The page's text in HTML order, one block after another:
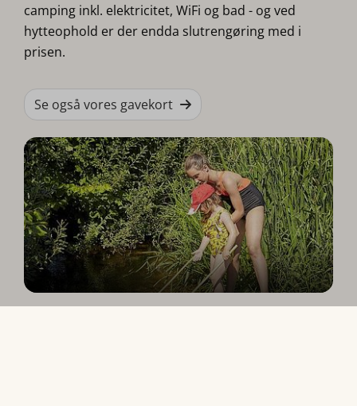
camping inkl. elektricitet, WiFi og bad - og ved
hytteophold er der endda slutrengøring med i
prisen.
Se også vores gavekort